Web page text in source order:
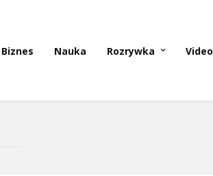
Biznes Nauka Rozrywka Video